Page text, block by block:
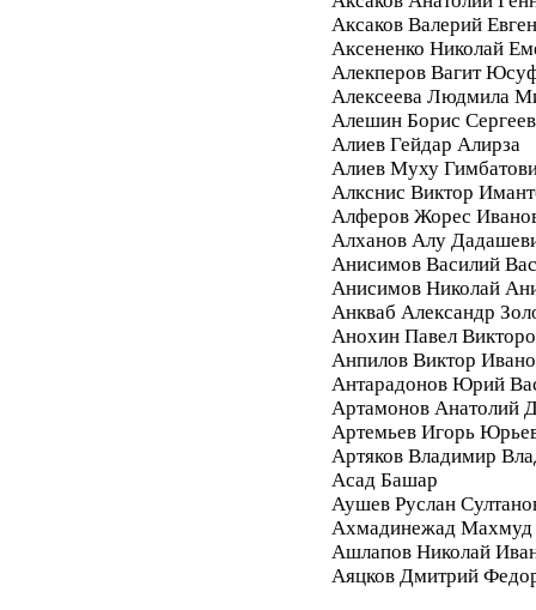
Аксаков Валерий
Аксененко Николай
Алекперов Вагит
Алексеева Людмила
Алешин Борис
Алиев Гейдар Алирза
Алиев Муху
Алкснис Виктор
Алферов Жорес
Алханов Алу
Анисимов Василий
Анисимов Николай
Анкваб Александр
Анохин Павел
Анпилов Виктор
Антарадонов Юрий
Артамонов Анатолий
Артемьев Игорь
Артяков Владимир
Асад Башар
Аушев Руслан
Ахмадинежад Махмуд
Ашлапов Николай
Аяцков Дмитрий